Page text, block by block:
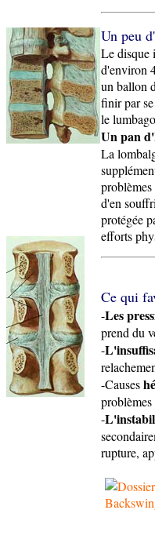
Un peu
Le disque
d'environ
un ballon
finir par
le
Un pan
La
d'en
protégée
efforts
Ce qui
-Les
prend du
-
-Causes
-
rupture,